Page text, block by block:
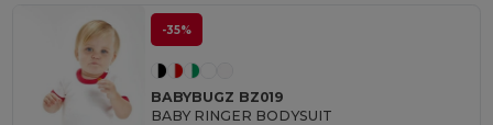
-35%
BABYBUGZ BZ019
BABY RINGER BODYSUIT